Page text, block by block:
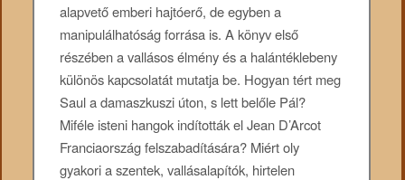
alapvető emberi hajtóerő, de egyben a
manipulálhatóság forrása is. A könyv első
részében a vallásos élmény és a halántéklebeny
különös kapcsolatát mutatja be. Hogyan tért meg
Saul a damaszkuszi úton, s lett belőle Pál?
Miféle isteni hangok indították el Jean D’Arcot
Franciaország felszabadítására? Miért oly
gyakori a szentek, vallásalapítók, hirtelen